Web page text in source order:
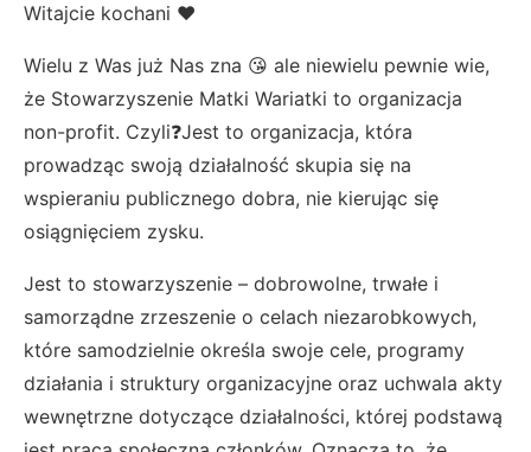
Witajcie kochani ❤️
Wielu z Was już Nas zna 😘 ale niewielu pewnie wie,
że Stowarzyszenie Matki Wariatki to organizacja
non-profit. Czyli❓Jest to organizacja, która
prowadząc swoją działalność skupia się na
wspieraniu publicznego dobra, nie kierując się
osiągnięciem zysku.
Jest to stowarzyszenie – dobrowolne, trwałe i
samorządne zrzeszenie o celach niezarobkowych,
które samodzielnie określa swoje cele, programy
działania i struktury organizacyjne oraz uchwala akty
wewnętrzne dotyczące działalności, której podstawą